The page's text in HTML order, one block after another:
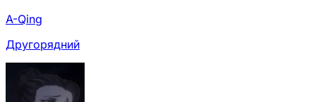
A-Qing
Другорядний